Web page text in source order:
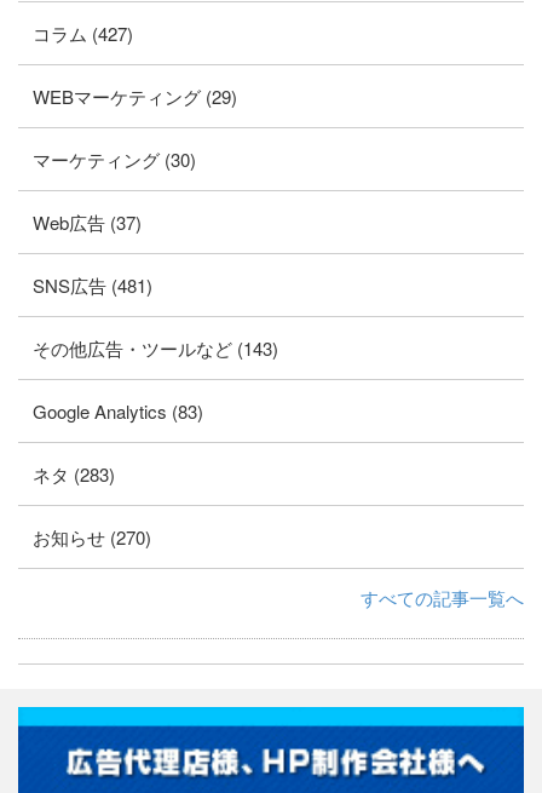
コラム (427)
WEBマーケティング (29)
マーケティング (30)
Web広告 (37)
SNS広告 (481)
その他広告・ツールなど (143)
Google Analytics (83)
ネタ (283)
お知らせ (270)
すべての記事一覧へ